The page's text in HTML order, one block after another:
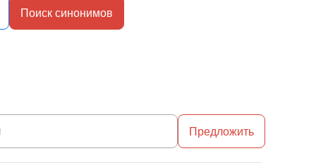
Поиск синонимов
Предложить